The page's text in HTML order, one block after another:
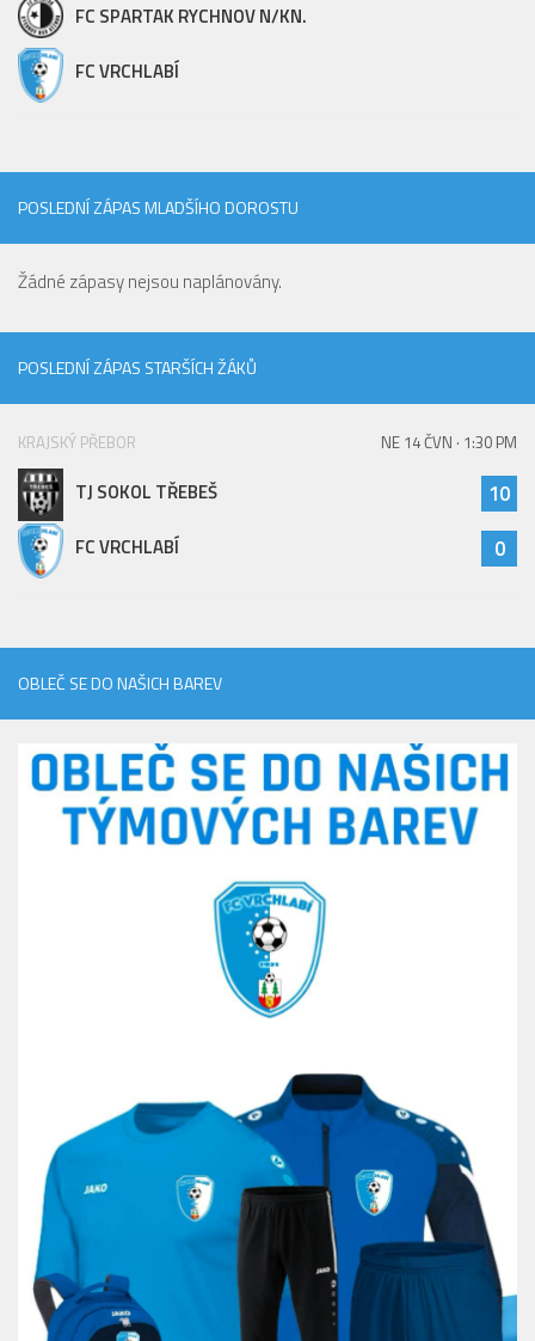
FC SPARTAK RYCHNOV N/KN.
FC VRCHLABÍ
POSLEDNÍ ZÁPAS MLADŠÍHO DOROSTU
Žádné zápasy nejsou naplánovány.
POSLEDNÍ ZÁPAS STARŠÍCH ŽÁKŮ
KRAJSKÝ PŘEBOR NE 14 ČVN · 1:30 PM
TJ SOKOL TŘEBEŠ 10
FC VRCHLABÍ 0
OBLEČ SE DO NAŠICH BAREV